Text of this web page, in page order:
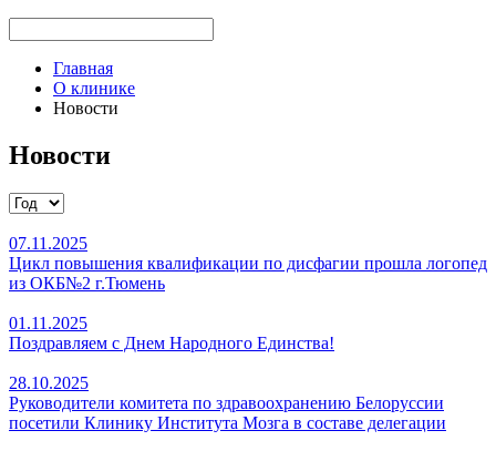
Главная
О клинике
Новости
Новости
07.11.2025
Цикл повышения квалификации по дисфагии прошла логопед
из ОКБ№2 г.Тюмень
01.11.2025
Поздравляем с Днем Народного Единства!
28.10.2025
Руководители комитета по здравоохранению Белоруссии
посетили Клинику Института Мозга в составе делегации